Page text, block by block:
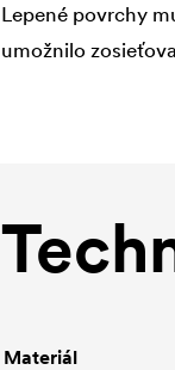
Lepené povrchy
umožnilo
Materiál